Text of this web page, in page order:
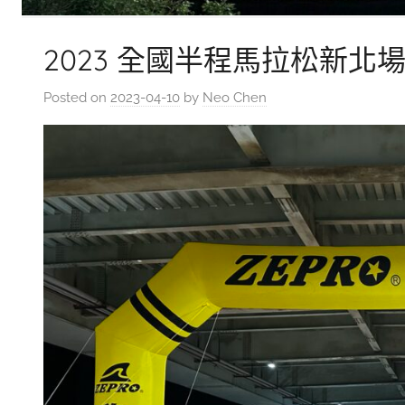
2023 全國半程馬拉松新北
Posted on 2023-04-10 by Neo Chen